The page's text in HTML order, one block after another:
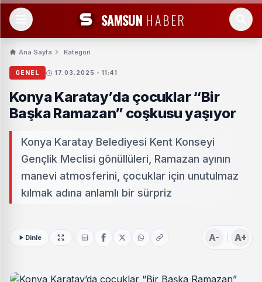
SAMSUN HABER
Ana Sayfa Kategori
GENEL 17.03.2025 - 11:41
Konya Karatay’da çocuklar “Bir
Başka Ramazan” coşkusu yaşıyor
Konya Karatay Belediyesi Kent Konseyi
Gençlik Meclisi gönüllüleri, Ramazan ayının
manevi atmosferini, çocuklar için unutulmaz
kılmak adına anlamlı bir sürpriz
Dinle A- A+